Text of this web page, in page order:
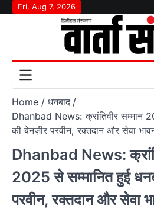
SkipFri, Aug 7, 2026
Home
धनबाद
Dhanbad News: क्रांतिवीर सम्मान
की बेनज़ीर परवीन, रक्तदान और सेवा
Dhanbad News:
2025 से सम्मानित हुई
परवीन, रक्तदान और सेवा